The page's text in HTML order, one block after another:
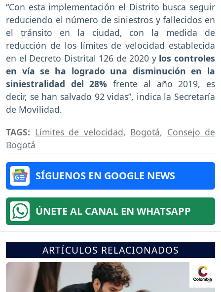
“Con esta implementación el Distrito busca seguir
reduciendo el número de siniestros y fallecidos en
el tránsito en la ciudad, con la medida de
reducción de los límites de velocidad establecida
en el Decreto Distrital 126 de 2020 ylos controles
en vía se ha logrado una disminución en la
siniestralidad del 28% frente al año 2019, es
decir, se han salvado 92 vidas”, indica la Secretaría
de Movilidad.
TAGS: Límites de velocidad, Bogotá, Consejo de
Bogotá
SÍGUENOS EN GOOGLE NEWS
ÚNETE AL CANAL EN WHATSAPP
ARTÍCULOS RELACIONADOS